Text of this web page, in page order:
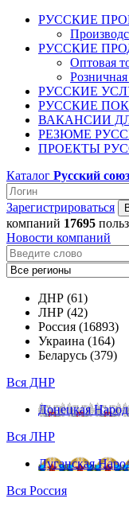
РУССКИЕ
РУССКИЕ
Оптовая
РУССКИЕ
РУССКИЕ
ВАКАНСИИ
РЕЗЮМЕ
ПРОЕКТЫ
Каталог Русский союз
Зарегистрироваться
компаний 17695
Новости компаний
ДНР (61)
ЛНР (42)
Россия (16893)
Украина (164)
Беларусь (379)
Вся ДНР
Донецкая
Вся ЛНР
Луганская
Вся Россия